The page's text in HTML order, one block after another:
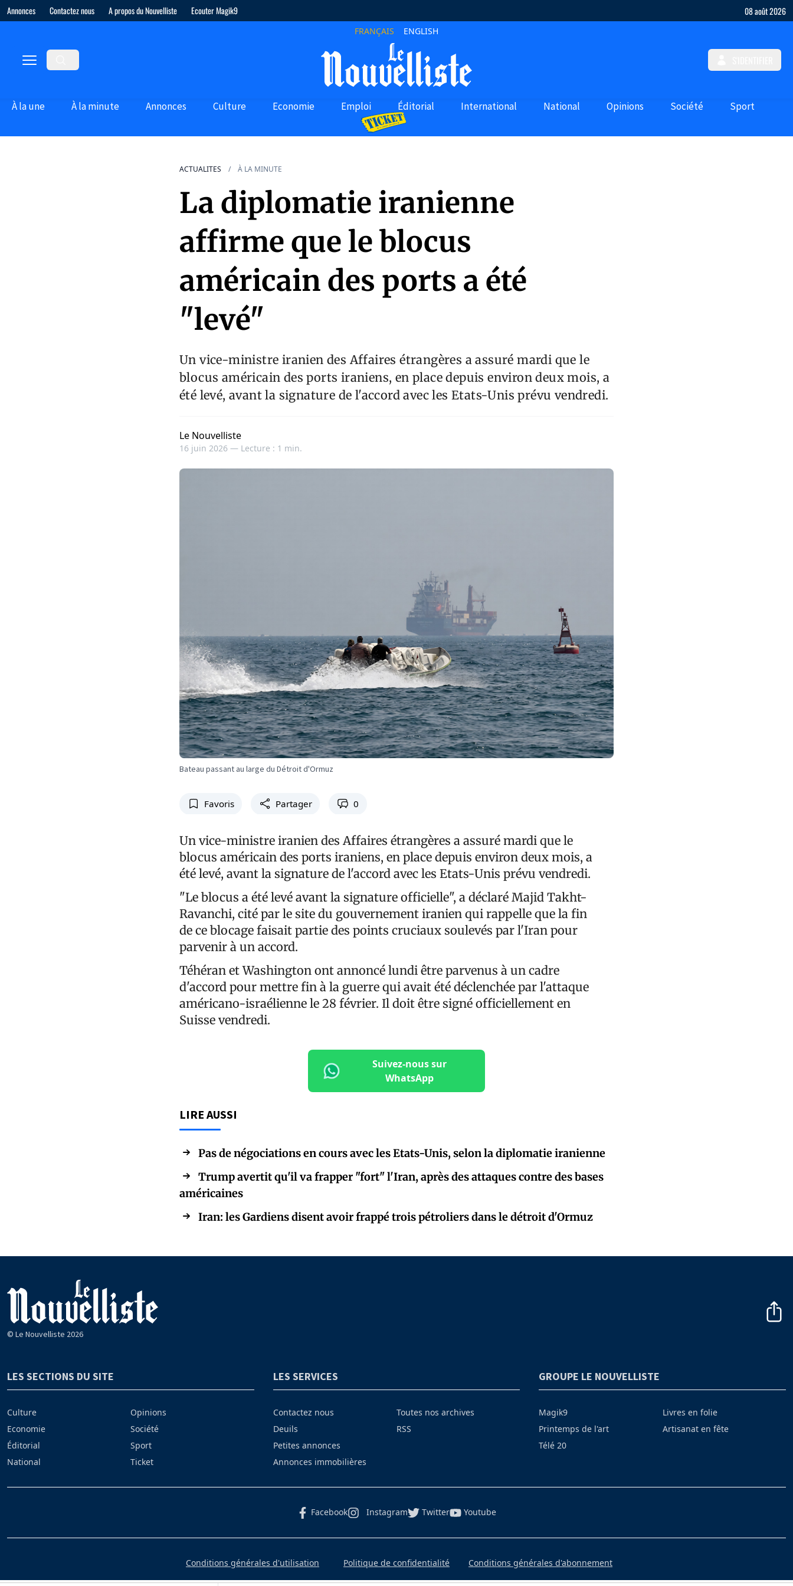
Annonces Contactez nous A propos du Nouvelliste Ecouter Magik9 08 août 2026
FRANÇAIS ENGLISH
À la une À la minute Annonces Culture Economie Emploi Éditorial International National Opinions Société Sport
ACTUALITES À LA MINUTE
La diplomatie iranienne
affirme que le blocus
américain des ports a été
"levé"
Un vice-ministre iranien des Affaires étrangères a assuré mardi que le
blocus américain des ports iraniens, en place depuis environ deux mois, a
été levé, avant la signature de l'accord avec les Etats-Unis prévu vendredi.
Le Nouvelliste
16 juin 2026 — Lecture : 1 min.
Bateau passant au large du Détroit d'Ormuz
Favoris Partager 0
Un vice-ministre iranien des Affaires étrangères a assuré mardi que le
blocus américain des ports iraniens, en place depuis environ deux mois, a
été levé, avant la signature de l'accord avec les Etats-Unis prévu vendredi.
"Le blocus a été levé avant la signature officielle", a déclaré Majid Takht-
Ravanchi, cité par le site du gouvernement iranien qui rappelle que la fin
de ce blocage faisait partie des points cruciaux soulevés par l'Iran pour
parvenir à un accord.
Téhéran et Washington ont annoncé lundi être parvenus à un cadre
d'accord pour mettre fin à la guerre qui avait été déclenchée par l'attaque
américano-israélienne le 28 février. Il doit être signé officiellement en
Suisse vendredi.
Suivez-nous sur
WhatsApp
LIRE AUSSI
Pas de négociations en cours avec les Etats-Unis, selon la diplomatie iranienne
Trump avertit qu'il va frapper "fort" l'Iran, après des attaques contre des bases
américaines
Iran: les Gardiens disent avoir frappé trois pétroliers dans le détroit d'Ormuz
© Le Nouvelliste 2026
LES SECTIONS DU SITE
Culture
Economie
Éditorial
National
Opinions
Société
Sport
Ticket
LES SERVICES
Contactez nous
Deuils
Petites annonces
Annonces immobilières
Toutes nos archives
RSS
GROUPE LE NOUVELLISTE
Magik9
Printemps de l'art
Télé 20
Livres en folie
Artisanat en fête
Facebook Instagram Twitter Youtube
Conditions générales d'utilisation Politique de confidentialité Conditions générales d'abonnement